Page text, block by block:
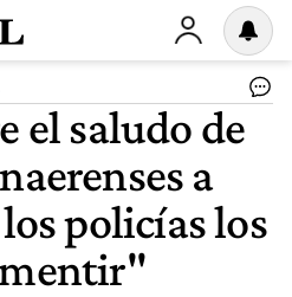
el saludo de
a
policías los